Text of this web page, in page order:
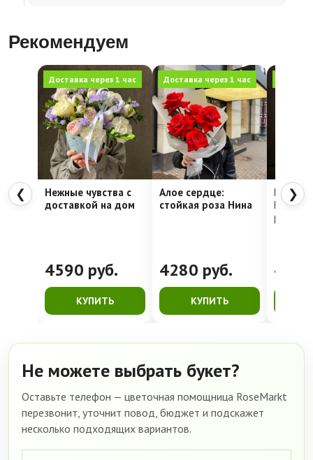
Рекомендуем
❮
Доставка через 1 час
Нежные чувства с
доставкой на дом
4590 руб.
КУПИТЬ
Доставка через 1 час
Алое сердце:
стойкая роза Нина
4280 руб.
КУПИТЬ
Недели
❯
Не можете выбрать букет?
Оставьте телефон — цветочная помощница RoseMarkt
перезвонит, уточнит повод, бюджет и подскажет
несколько подходящих вариантов.